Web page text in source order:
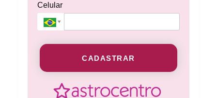
Celular
CADASTRAR